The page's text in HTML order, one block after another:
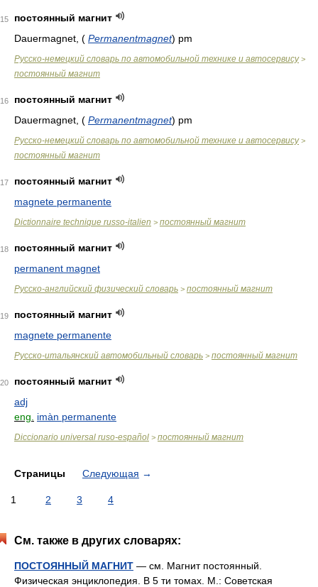
15
постоянный магнит
Dauermagnet, ( Permanentmagnet) pm
Русско-немецкий словарь по автомобильной технике и автосервису>
постоянный магнит
16
постоянный магнит
Dauermagnet, ( Permanentmagnet) pm
Русско-немецкий словарь по автомобильной технике и автосервису>
постоянный магнит
17
постоянный магнит
magnete permanente
Dictionnaire technique russo-italien > постоянный магнит
18
постоянный магнит
permanent magnet
Русско-английский физический словарь > постоянный магнит
19
постоянный магнит
magnete permanente
Русско-итальянский автомобильный словарь > постоянный магнит
20
постоянный магнит
adj
eng.
imàn permanente
Diccionario universal ruso-español > постоянный магнит
Страницы Следующая →
1 2 3 4
См. также в других словарях:
ПОСТОЯННЫЙ МАГНИТ — см. Магнит постоянный.
Физическая энциклопедия. В 5 ти томах. М.: Советская